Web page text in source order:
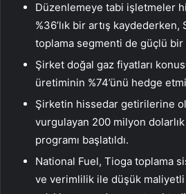
Düzenlemeye tabi işletmeler
%36’lık bir artış
toplama segmenti de güçlü
Şirket doğal gaz fiyatları
üretiminin %74’ünü hedge
Şirketin hissedar getirilerine
vurgulayan 200 milyon
programı başlatıldı.
National Fuel, Tioga toplama
ve verimlilik ile düşük